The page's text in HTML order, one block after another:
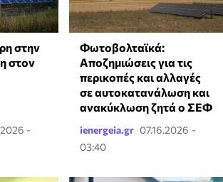
στην
στον
-
Φωτοβολταϊκά:
Αποζημιώσεις για τις
περικοπές και αλλαγές
σε αυτοκατανάλωση και
ανακύκλωση ζητά ο ΣΕΦ
ienergeia.gr 07.16.2026 -
03:40